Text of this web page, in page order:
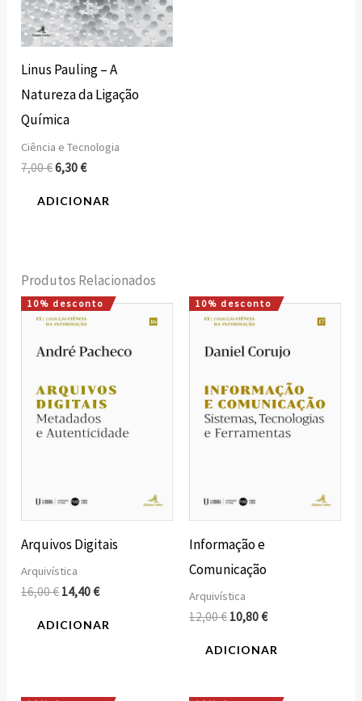
Linus Pauling – A
Natureza da Ligação
Química
Ciência e Tecnologia
7,00€6,30€
ADICIONAR
Produtos Relacionados
10% desconto
Arquivos Digitais
Arquivística
16,00€
O
preço
era:
14,40€
O
é:
ADICIONAR
10% desconto
Informação e
Comunicação
Arquivística
12,00€
O
preço
era:
10,80€
O
é:
ADICIONAR